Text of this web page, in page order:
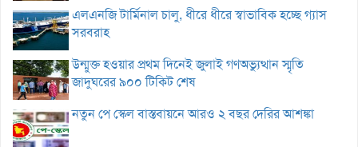
এলএনজি টার্মিনাল চালু, ধীরে ধীরে স্বাভাবিক হচ্ছে গ্যাস
সরবরাহ
উন্মুক্ত হওয়ার প্রথম দিনেই জুলাই গণঅভ্যুত্থান স্মৃতি
জাদুঘরের ৯০০ টিকিট শেষ
নতুন পে স্কেল বাস্তবায়নে আরও ২ বছর দেরির আশঙ্কা